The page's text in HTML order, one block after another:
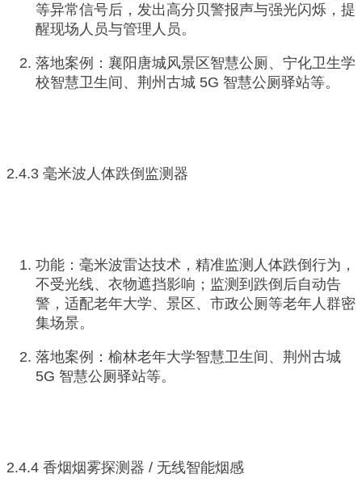
等异常信号后，发出高分贝警报声与强光闪烁，提
醒现场人员与管理人员。
落地案例：襄阳唐城风景区智慧公厕、宁化卫生学
校智慧卫生间、荆州古城 5G 智慧公厕驿站等。
2.4.3 毫米波人体跌倒监测器
功能：毫米波雷达技术，精准监测人体跌倒行为，
不受光线、衣物遮挡影响；监测到跌倒后自动告
警，适配老年大学、景区、市政公厕等老年人群密
集场景。
落地案例：榆林老年大学智慧卫生间、荆州古城
5G 智慧公厕驿站等。
2.4.4 香烟烟雾探测器 / 无线智能烟感